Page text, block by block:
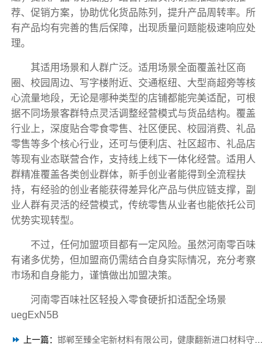
荐、促销方案，协助优化货品陈列，提升产品周转率。所
有产品均有完善的售后保障，出现质量问题能极速响应处
理。
其适用场景和人群广泛。适用场景全面覆盖社区商
圈、校园周边、写字楼附近、交通枢纽、大型商超旁等核
心流量地段，无论是哪种类型的店铺都能完美适配，可根
据不同场景客群特点灵活调整经营模式与货品结构。覆盖
行业上，深度贴合零食零售、社区便民、校园消费、礼品
零售等多个核心行业，还可与便利店、社区超市、礼品店
等现有业态联营合作，支持线上线下一体化经营。适用人
群精准覆盖各类创业群体，新手创业者能得到全流程扶
持，有经验的创业者能获得差异化产品与供应链支撑，副
业人群有灵活的经营模式，传统零售从业者也能依托公司
优势实现转型。
不过，任何加盟项目都有一定风险。虽然河南零百味
有诸多优势，但加盟商仍需结合自身实际情况，充分考察
市场和自身能力，谨慎做出加盟决策。
河南零百味社区轻投入零食硬折扣适配全场景
uegExN5B
上一篇： 邯郸至臻全宅新材料有限公司，健康翻新进口材料守护健康